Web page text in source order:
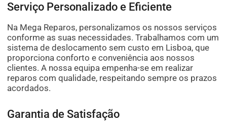
Serviço Personalizado e Eficiente
Na Mega Reparos, personalizamos os nossos serviços
conforme as suas necessidades. Trabalhamos com um
sistema de deslocamento sem custo em Lisboa, que
proporciona conforto e conveniência aos nossos
clientes. A nossa equipa empenha-se em realizar
reparos com qualidade, respeitando sempre os prazos
acordados.
Garantia de Satisfação